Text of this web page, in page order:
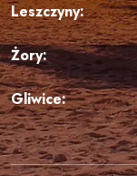
Leszczyny:
Żory:
Gliwice: